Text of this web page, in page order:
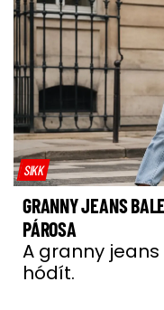
SIKK
GRANNY JEANS
PÁROSA
A granny
hódít.